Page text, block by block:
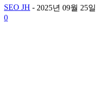
SEO JH - 2025년 09월 25일
0